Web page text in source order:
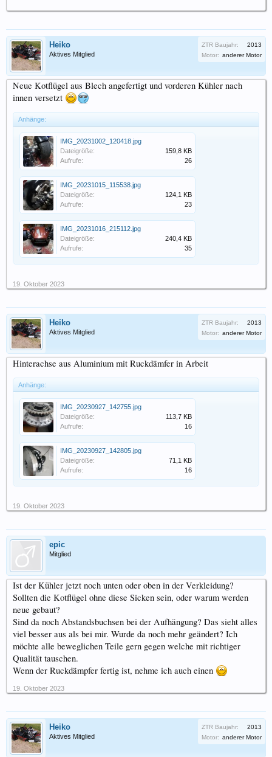
Heiko
Aktives Mitglied
ZTR Baujahr:
2013
Motor: anderer Motor
Neue Kotflügel aus Blech angefertigt und vorderen Kühler nach
innen versetzt
Anhänge:
IMG_20231002_120418.jpg
Dateigröße:
159,8 KB
Aufrufe:
26
IMG_20231015_115538.jpg
Dateigröße:
124,1 KB
Aufrufe:
23
IMG_20231016_215112.jpg
Dateigröße:
240,4 KB
Aufrufe:
35
19. Oktober 2023
Heiko
Aktives Mitglied
ZTR Baujahr:
2013
Motor: anderer Motor
Hinterachse aus Aluminium mit Ruckdämfer in Arbeit
Anhänge:
IMG_20230927_142755.jpg
Dateigröße:
113,7 KB
Aufrufe:
16
IMG_20230927_142805.jpg
Dateigröße:
71,1 KB
Aufrufe:
16
19. Oktober 2023
epic
Mitglied
Ist der Kühler jetzt noch unten oder oben in der Verkleidung?
Sollten die Kotflügel ohne diese Sicken sein, oder warum werden
neue gebaut?
Sind da noch Abstandsbuchsen bei der Aufhängung? Das sieht alles
viel besser aus als bei mir. Wurde da noch mehr geändert? Ich
möchte alle beweglichen Teile gern gegen welche mit richtiger
Qualität tauschen.
Wenn der Ruckdämpfer fertig ist, nehme ich auch einen
19. Oktober 2023
Heiko
Aktives Mitglied
ZTR Baujahr:
2013
Motor: anderer Motor